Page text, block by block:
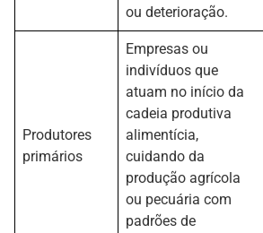
ou deterioração.
Produtores
primários
Empresas ou
indivíduos que
atuam no início da
cadeia produtiva
alimentícia,
cuidando da
produção agrícola
ou pecuária com
padrões de